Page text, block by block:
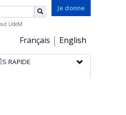
Je donne
Choix
de
la
Français English
UdeM
RAPIDE